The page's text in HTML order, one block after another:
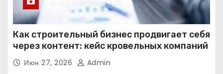
Как строительный бизнес продвигает себя
через контент: кейс кровельных компаний
Июн 27, 2026 Admin